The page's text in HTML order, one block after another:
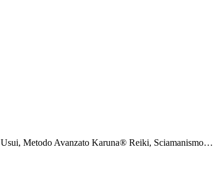
Metodo Avanzato Karuna® Reiki, Sciamanismo…